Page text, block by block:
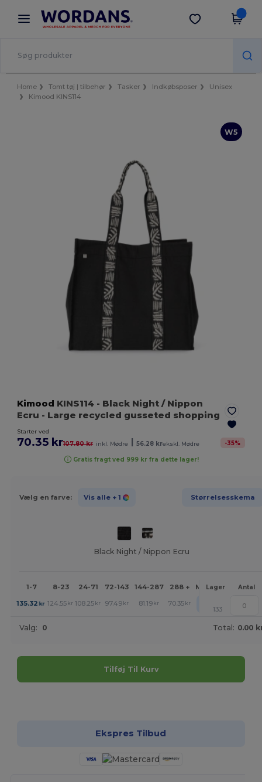
× Wordans-app
Bedre priser i appen!
Hent app
Home Tomt tøj | tilbehør Tasker Indkøbsposer
Unisex
Kimood KINS114
W5
Kimood KINS114 - Black Night / Nippon
Ecru - Large recycled gusseted shopping
Starter ved
70.35 kr107.80 kr inkl. Mødre 56.28 krekskl. Mødre -35%
Gratis fragt ved 999 kr fra dette lager!
Vælg en farve: Vis alle + 1 Størrelsesskema
Black Night / Nippon Ecru
1-7 8-23 24-71 72-143 144-287 288 + MereLager Antal
135.32 kr 124.55 kr 108.25 kr 97.49 kr 81.19 kr 70.35 kr
133
Valg: 0 Total: 0.00
Tilføj Til Kurv
Ekspres Tilbud